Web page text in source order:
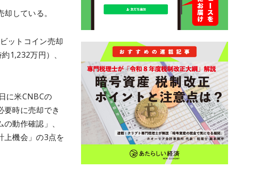
している。
ットコイン売却
1,232万円）、
に米CNBCの
要時に売却でき
動作確認」、
上機会」の3点を